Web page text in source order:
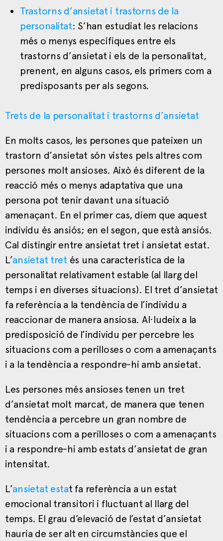
Trastorns d’ansietat i trastorns de la
personalitat: S’han estudiat les relacions
més o menys específiques entre els
trastorns d’ansietat i els de la personalitat,
prenent, en alguns casos, els primers com a
predisposants per als segons.
Trets de la personalitat i trastorns d’ansietat
En molts casos, les persones que pateixen un
trastorn d’ansietat són vistes pels altres com
persones molt ansioses. Això és diferent de la
reacció més o menys adaptativa que una
persona pot tenir davant una situació
amenaçant. En el primer cas, diem que aquest
individu és ansiós; en el segon, que està ansiós.
Cal distingir entre ansietat tret i ansietat estat.
L’ansietat tret és una característica de la
personalitat relativament estable (al llarg del
temps i en diverses situacions). El tret d’ansietat
fa referència a la tendència de l’individu a
reaccionar de manera ansiosa. Al·ludeix a la
predisposició de l’individu per percebre les
situacions com a perilloses o com a amenaçants
i a la tendència a respondre-hi amb ansietat.
Les persones més ansioses tenen un tret
d’ansietat molt marcat, de manera que tenen
tendència a percebre un gran nombre de
situacions com a perilloses o com a amenaçants
i a respondre-hi amb estats d’ansietat de gran
intensitat.
L’ansietat estat fa referència a un estat
emocional transitori i fluctuant al llarg del
temps. El grau d’elevació de l’estat d’ansietat
hauria de ser alt en circumstàncies que el